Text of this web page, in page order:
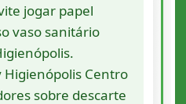
jogar papel
vaso sanitário
Higienópolis Centro
sobre descarte